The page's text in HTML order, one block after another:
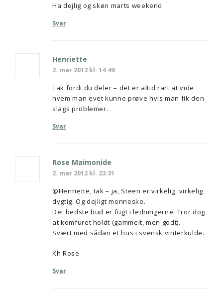
Ha dejlig og skøn marts weekend
Svar
Henriette
2. mar 2012 kl. 14:49
Tak fordi du deler – det er altid rart at vide
hvem man evet kunne prøve hvis man fik den
slags problemer.
Svar
Rose Maimonide
2. mar 2012 kl. 23:31
@Henriette, tak – ja, Steen er virkelig, virkelig
dygtig. Og dejligt menneske.
Det bedste bud er fugt i ledningerne. Tror dog
at komfuret holdt (gammelt, men godt).
Svært med sådan et hus i svensk vinterkulde.
Kh Rose
Svar